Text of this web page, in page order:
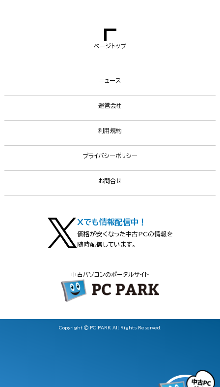
ページトップ
ニュース
運営会社
利用規約
プライバシーポリシー
お問合せ
Xでも情報配信中！
価格が安くなった中古PCの情報を
随時配信しています。
中古パソコンのポータルサイト
Copyright © PC PARK All Rights Reserved.